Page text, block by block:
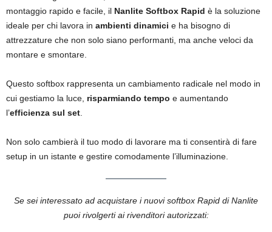
montaggio rapido e facile, il Nanlite Softbox Rapid è la soluzione
ideale per chi lavora in ambienti dinamici e ha bisogno di
attrezzature che non solo siano performanti, ma anche veloci da
montare e smontare.
Questo softbox rappresenta un cambiamento radicale nel modo in
cui gestiamo la luce, risparmiando tempo e aumentando
l’efficienza sul set
Non solo cambierà il tuo modo di lavorare ma ti consentirà di fare
setup in un istante e gestire comodamente l’illuminazione.
Se sei interessato ad acquistare i nuovi softbox Rapid di Nanlite
puoi rivolgerti ai rivenditori autorizzati: